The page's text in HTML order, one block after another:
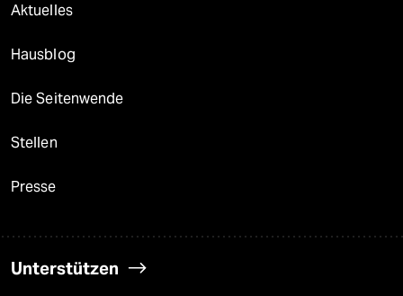
Aktuelles
Hausblog
Die Seitenwende
Stellen
Presse
Unterstützen